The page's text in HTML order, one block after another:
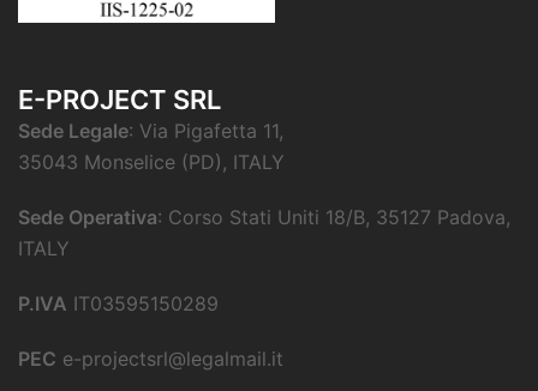
E-PROJECT SRL
Sede Legale: Via Pigafetta 11,
35043 Monselice (PD), ITALY
Sede Operativa: Corso Stati Uniti 18/B, 35127 Padova,
ITALY
P.IVA IT03595150289
PEC e-projectsrl@legalmail.it